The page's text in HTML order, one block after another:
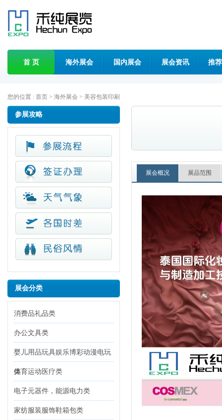
首 页 海外展会 国内展会 展会资讯 推
您的位置 : 首页 > 海外展会 > 美容包装印刷
参展攻略
展会分类
消费品礼品类
办公文具类
婴儿用品玩具娱乐博彩动漫电玩
类
体育运动医疗类
电子元器件，能源电力类
家纺服装服饰鞋箱包类
展会概况 展品范围